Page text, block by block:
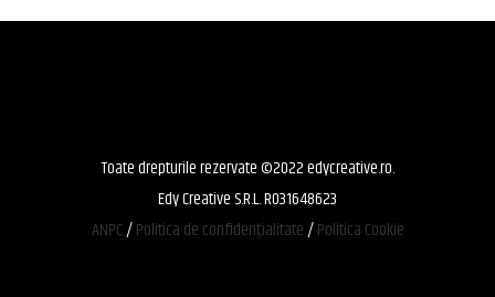
Toate drepturile rezervate ©2022 edycreative.ro.
Edy Creative S.R.L. RO31648623
ANPC/Politica de confidențialitate/Politica Cookie